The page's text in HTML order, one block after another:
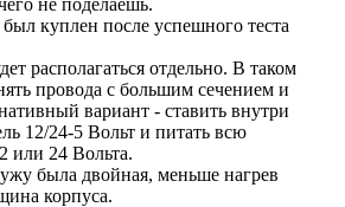
куплен после успешного теста
располагаться отдельно. В таком
провода с большим сечением и
вариант - ставить внутри
12/24-5 Вольт и питать всю
или 24 Вольта.
была двойная, меньше нагрев
корпуса.